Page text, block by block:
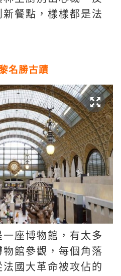
餐點，樣樣都是法
名勝古蹟
座博物館，有太多
館參觀，每個角落
國大革命被攻佔的